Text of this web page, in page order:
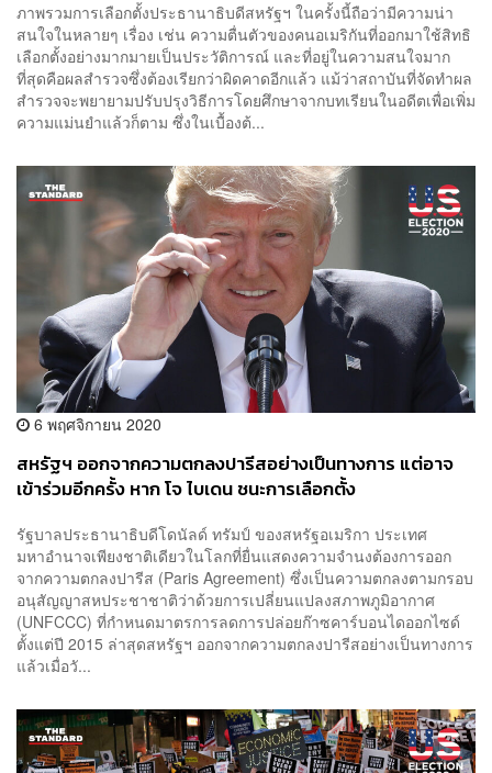
ภาพรวมการเลือกตั้งประธานาธิบดีสหรัฐฯ ในครั้งนี้ถือว่ามีความน่า
สนใจในหลายๆ เรื่อง เช่น ความตื่นตัวของคนอเมริกันที่ออกมาใช้สิทธิ
เลือกตั้งอย่างมากมายเป็นประวัติการณ์ และที่อยู่ในความสนใจมาก
ที่สุดคือผลสำรวจซึ่งต้องเรียกว่าผิดคาดอีกแล้ว แม้ว่าสถาบันที่จัดทำผล
สำรวจจะพยายามปรับปรุงวิธีการโดยศึกษาจากบทเรียนในอดีตเพื่อเพิ่ม
ความแม่นยำแล้วก็ตาม ซึ่งในเบื้องต้...
6 พฤศจิกายน 2020
สหรัฐฯ ออกจากความตกลงปารีสอย่างเป็นทางการ แต่อาจ
เข้าร่วมอีกครั้ง หาก โจ ไบเดน ชนะการเลือกตั้ง
รัฐบาลประธานาธิบดีโดนัลด์ ทรัมป์ ของสหรัฐอเมริกา ประเทศ
มหาอำนาจเพียงชาติเดียวในโลกที่ยื่นแสดงความจำนงต้องการออก
จากความตกลงปารีส (Paris Agreement) ซึ่งเป็นความตกลงตามกรอบ
อนุสัญญาสหประชาชาติว่าด้วยการเปลี่ยนแปลงสภาพภูมิอากาศ
(UNFCCC) ที่กำหนดมาตรการลดการปล่อยก๊าซคาร์บอนไดออกไซด์
ตั้งแต่ปี 2015 ล่าสุดสหรัฐฯ ออกจากความตกลงปารีสอย่างเป็นทางการ
แล้วเมื่อวั...